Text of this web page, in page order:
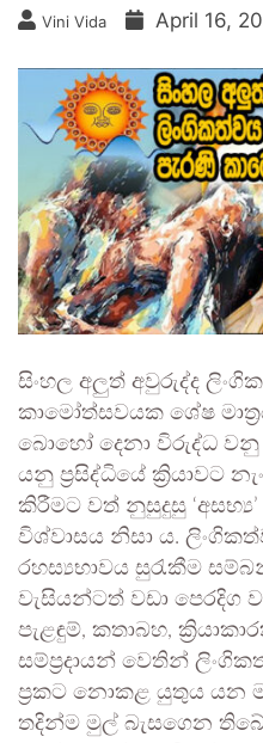
Vini Vida April 16,
සිංහල අලුත් අවුරුද්ද
කාමෝත්සවයක ශේෂ
බොහෝ දෙනා විරුද්ධ
යනු ප්‍රසිද්ධියේ ක්‍රියාවට
කිරීමට වත් නුසුදුසු
විශ්වාසය නිසා ය.
රහස්‍යභාවය සුරැකීම
වැසියන්ටත් වඩා පෙරදිග
පැළඳුම්, කතාබහ,
සම්ප්‍රදායන් වෙතින්
ප්‍රකට නොකළ යුතුය යන
තදින්ම මුල් බැසගෙන